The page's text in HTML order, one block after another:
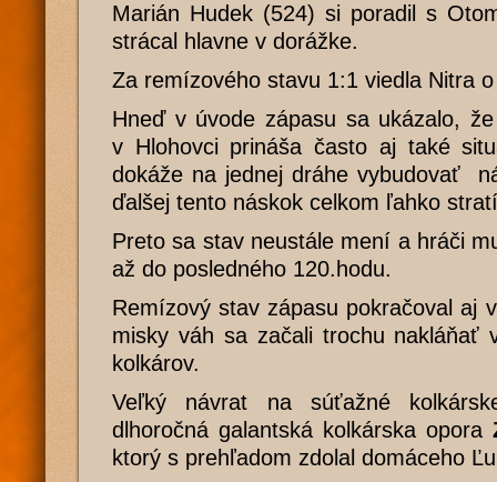
Marián Hudek (524) si poradil s
strácal hlavne v dorážke.
Za remízového stavu 1:1 viedla Nitra
Hneď v úvode zápasu sa ukázalo,
v Hlohovci prináša často aj také
dokáže na jednej dráhe vybudovať
ďalšej tento náskok celkom ľahko
Preto sa stav neustále mení a hráči
až do posledného 120.hodu.
Remízový stav zápasu pokračoval aj
misky váh sa začali trochu nakláňať
kolkárov.
Veľký návrat na súťažné
dlhoročná galantská kolkárska opora
ktorý s prehľadom zdolal domáceho